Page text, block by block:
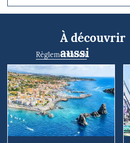
À découvrir
aussi
Règlementation